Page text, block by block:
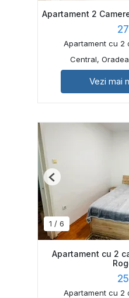
Apartament 2
Apartament cu 2
Central, Oradea
Vezi mai
1 / 6
Previous
Apartament cu 2
Apartament cu 2